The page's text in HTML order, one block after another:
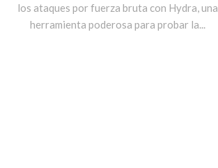
los ataques por fuerza bruta con Hydra, una
herramienta poderosa para probar la...